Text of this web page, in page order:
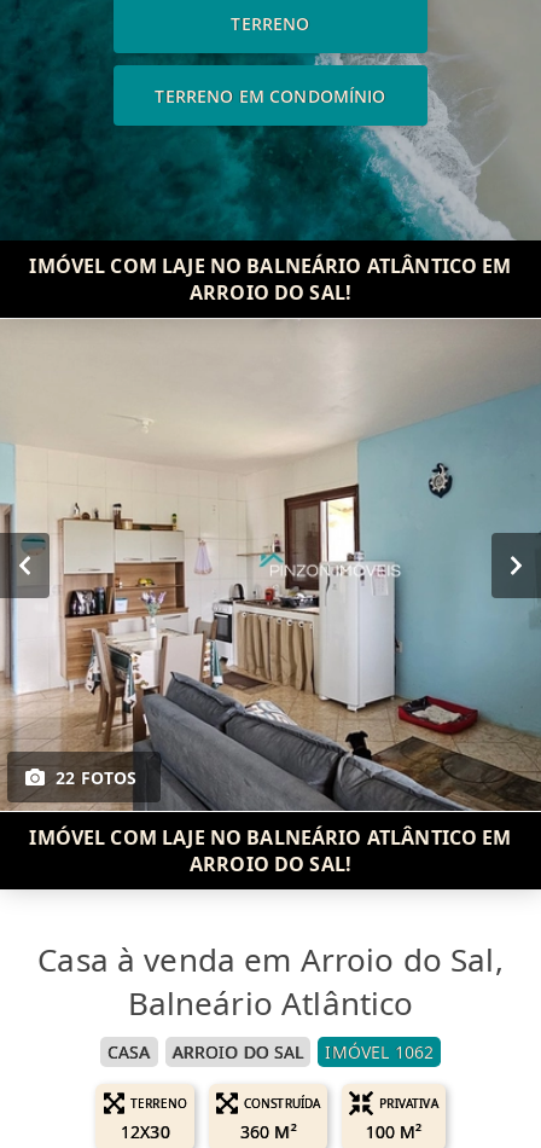
TERRENO
TERRENO EM CONDOMÍNIO
IMÓVEL COM LAJE NO BALNEÁRIO ATLÂNTICO EM
ARROIO DO SAL!
22 FOTOS
IMÓVEL COM LAJE NO BALNEÁRIO ATLÂNTICO EM
ARROIO DO SAL!
Casa à venda em Arroio do Sal,
Balneário Atlântico
CASA ARROIO DO SAL IMÓVEL 1062
TERRENO
12X30
CONSTRUÍDA
360 M²
PRIVATIVA
100 M²